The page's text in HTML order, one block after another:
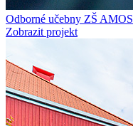
Odborné učebny ZŠ AMOS
Zobrazit projekt